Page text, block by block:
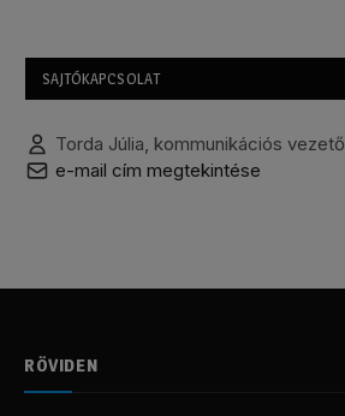
SAJTÓKAPCSOLAT
Torda Júlia, kommunikációs vezető
e-mail cím megtekintése
RÖVIDEN